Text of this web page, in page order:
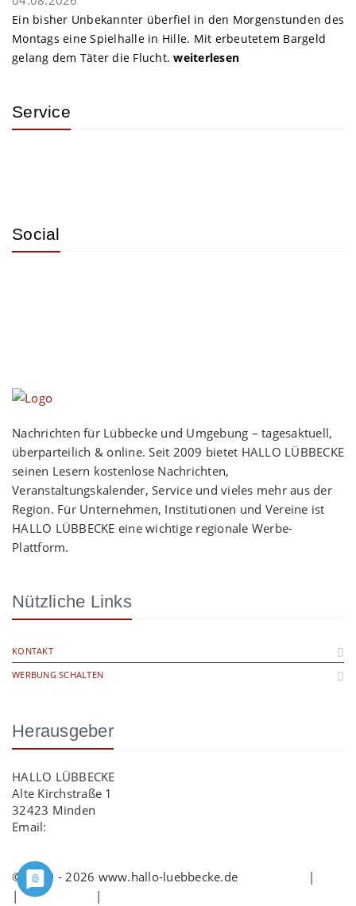
Ein bisher Unbekannter überfiel in den Morgenstunden des
Montags eine Spielhalle in Hille. Mit erbeutetem Bargeld
gelang dem Täter die Flucht.weiterlesen
Service
Social
Nachrichten für Lübbecke und Umgebung – tagesaktuell,
überparteilich & online. Seit 2009 bietet HALLO LÜBBECKE
seinen Lesern kostenlose Nachrichten,
Veranstaltungskalender, Service und vieles mehr aus der
Region. Für Unternehmen, Institutionen und Vereine ist
HALLO LÜBBECKE eine wichtige regionale Werbe-
Plattform.
Nützliche Links
KONTAKT
WERBUNG SCHALTEN
Herausgeber
HALLO LÜBBECKE
Alte Kirchstraße 1
32423 Minden
Email:
© 2009 - 2026 www.hallo-luebbecke.de |
|Datenschutz |